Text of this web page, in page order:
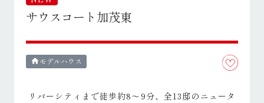
サウスコート加茂東
home モデルハウス
リバーシティまで徒歩約8～9分、全13邸のニュータ